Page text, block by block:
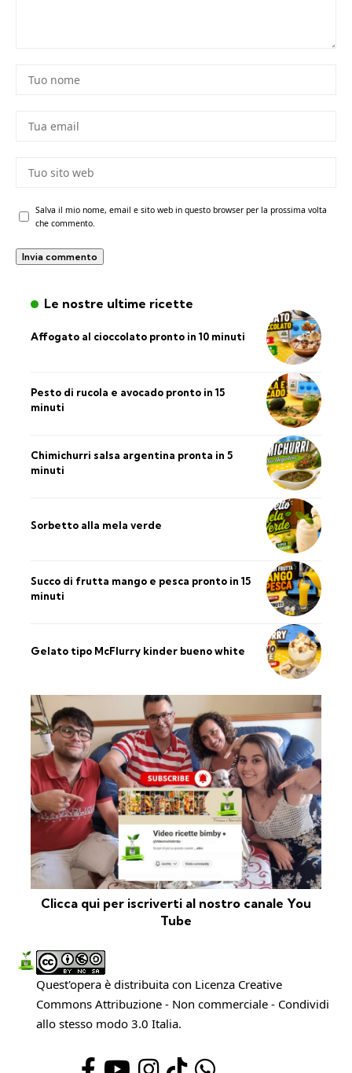
Salva il mio nome, email e sito web in questo browser per la prossima volta
che commento.
Le nostre ultime ricette
Affogato al cioccolato pronto in 10 minuti
Pesto di rucola e avocado pronto in 15
minuti
Chimichurri salsa argentina pronta in 5
minuti
Sorbetto alla mela verde
Succo di frutta mango e pesca pronto in 15
minuti
Gelato tipo McFlurry kinder bueno white
Clicca qui per iscriverti al nostro canale You
Tube
Quest'opera è distribuita con Licenza Creative
Commons Attribuzione - Non commerciale - Condividi
allo stesso modo 3.0 Italia.